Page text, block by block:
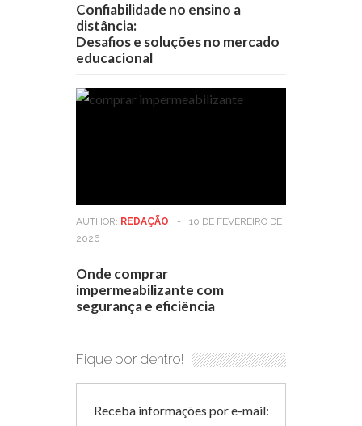
Confiabilidade no ensino a
distância:
Desafios e soluções no mercado
educacional
AUTHOR: REDAÇÃO -
10 DE FEVEREIRO DE
2026
Onde comprar
impermeabilizante com
segurança e eficiência
Fique por dentro!
Receba informações por e-mail: